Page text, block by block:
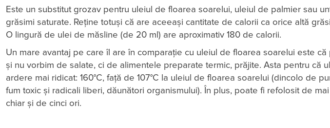
Este un substitut grozav pentru uleiul de floarea soarelui, uleiul de palmier sau
grăsimi saturate. Reține totuși că are aceeași cantitate de calorii ca orice altă
O lingură de ulei de măsline (de 20 ml) are aproximativ 180 de calorii.
Un mare avantaj pe care îl are în comparație cu uleiul de floarea soarelui este
și nu vorbim de salate, ci de alimentele preparate termic, prăjite. Asta pentru că
ardere mai ridicat: 160°C, față de 107°C la uleiul de floarea soarelui (dincolo de
fum toxic și radicali liberi, dăunători organismului). În plus, poate fi refolosit de
chiar și de cinci ori.